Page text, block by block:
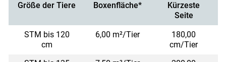
Größe der Tiere Boxenfläche*
Kürzeste
Seite
STM bis 120
cm
6,00 m²/Tier
180,00
cm/Tier